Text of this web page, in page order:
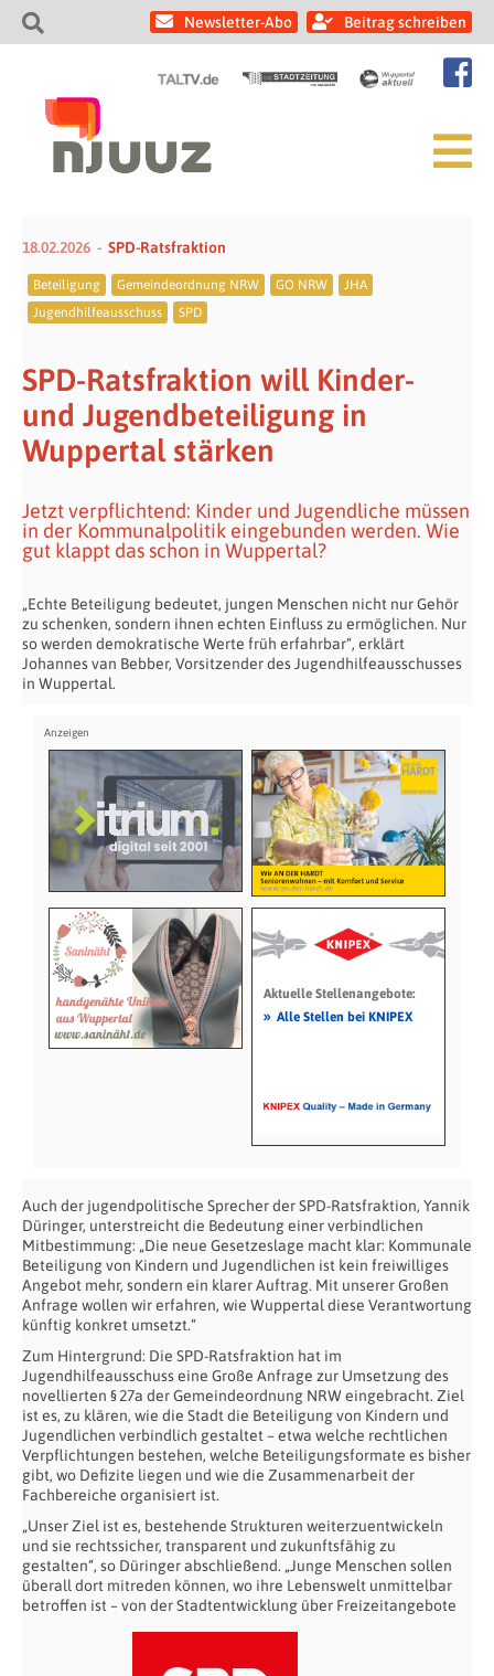
Newsletter-Abo Beitrag schreiben
18.02.2026 SPD-Ratsfraktion
Beteiligung Gemeindeordnung NRW GO NRW
JHA
Jugendhilfeausschuss
SPD
SPD-Ratsfraktion will Kinder-
und Jugendbeteiligung in
Wuppertal stärken
Jetzt verpflichtend: Kinder und Jugendliche müssen
in der Kommunalpolitik eingebunden werden. Wie
gut klappt das schon in Wuppertal?
„Echte Beteiligung bedeutet, jungen Menschen nicht nur Gehör
zu schenken, sondern ihnen echten Einfluss zu ermöglichen. Nur
so werden demokratische Werte früh erfahrbar“, erklärt
Johannes van Bebber, Vorsitzender des Jugendhilfeausschusses
in Wuppertal.
Aktuelle Stellenangebote:
» Alle Stellen bei KNIPEX
Auch der jugendpolitische Sprecher der SPD-Ratsfraktion, Yannik
Düringer, unterstreicht die Bedeutung einer verbindlichen
Mitbestimmung: „Die neue Gesetzeslage macht klar: Kommunale
Beteiligung von Kindern und Jugendlichen ist kein freiwilliges
Angebot mehr, sondern ein klarer Auftrag. Mit unserer Großen
Anfrage wollen wir erfahren, wie Wuppertal diese Verantwortung
künftig konkret umsetzt.“
Zum Hintergrund: Die SPD-Ratsfraktion hat im
Jugendhilfeausschuss eine Große Anfrage zur Umsetzung des
novellierten § 27a der Gemeindeordnung NRW eingebracht. Ziel
ist es, zu klären, wie die Stadt die Beteiligung von Kindern und
Jugendlichen verbindlich gestaltet – etwa welche rechtlichen
Verpflichtungen bestehen, welche Beteiligungsformate es bisher
gibt, wo Defizite liegen und wie die Zusammenarbeit der
Fachbereiche organisiert ist.
„Unser Ziel ist es, bestehende Strukturen weiterzuentwickeln
und sie rechtssicher, transparent und zukunftsfähig zu
gestalten“, so Düringer abschließend. „Junge Menschen sollen
überall dort mitreden können, wo ihre Lebenswelt unmittelbar
betroffen ist – von der Stadtentwicklung über Freizeitangebote